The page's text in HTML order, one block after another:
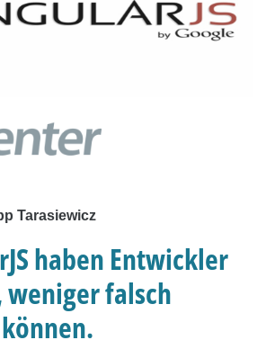
Tarasiewicz
haben Entwickler
weniger falsch